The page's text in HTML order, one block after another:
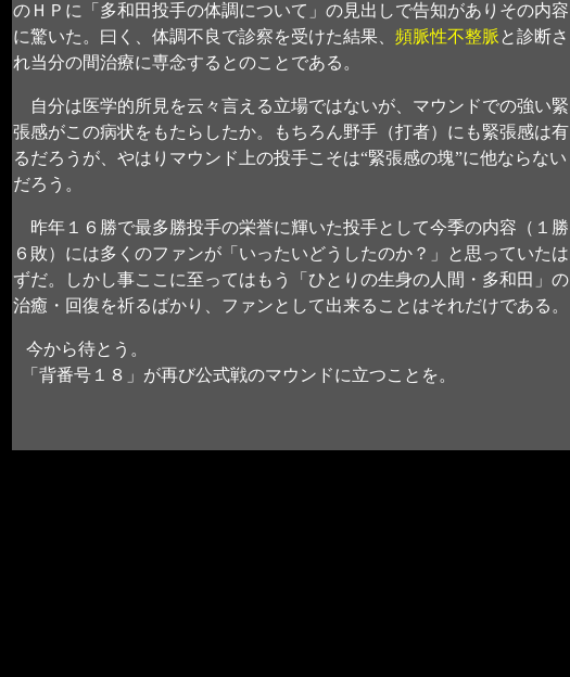
のＨＰに「多和田投手の体調について」の見出しで告知がありその内容
に驚いた。曰く、体調不良で診察を受けた結果、 頻脈性不整脈と診断さ
れ当分の間治療に専念するとのことである。
自分は医学的所見を云々言える立場ではないが、マウンドでの強い緊
張感がこの病状をもたらしたか。もちろん野手（打者）にも緊張感は有
るだろうが、やはりマウンド上の投手こそは“緊張感の塊”に他ならない
だろう。
昨年１６勝で最多勝投手の栄誉に輝いた投手として今季の内容（１勝
６敗）には多くのファンが「いったいどうしたのか？」と思っていたは
ずだ。しかし事ここに至ってはもう「ひとりの生身の人間・多和田」の
治癒・回復を祈るばかり、ファンとして出来ることはそれだけである。
今から待とう。
「背番号１８」が再び公式戦のマウンドに立つことを。